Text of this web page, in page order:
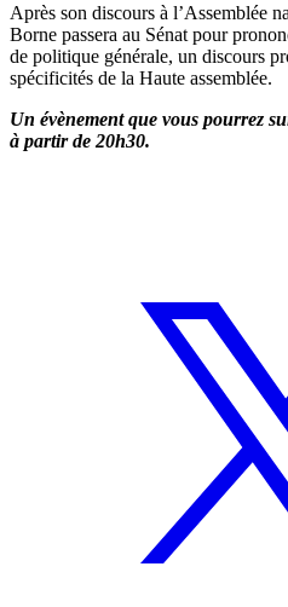
Après son discours à l’Assemblée
Borne passera au Sénat pour
de politique générale, un discours
spécificités de la Haute assemblée.
Un évènement que vous pourrez
à partir de 20h30.